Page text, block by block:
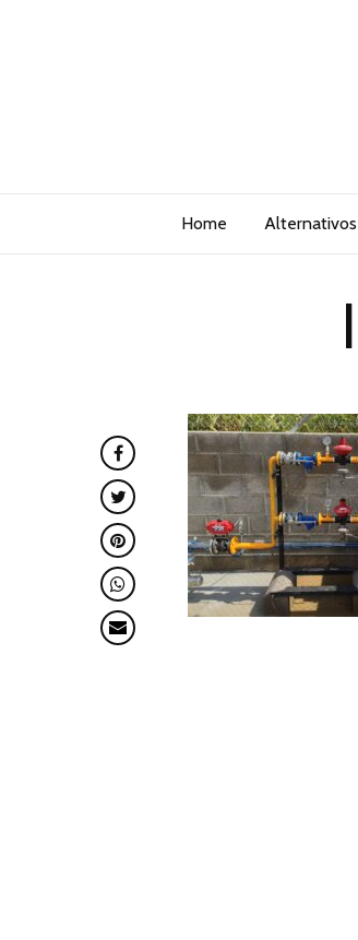
Home Alternativos